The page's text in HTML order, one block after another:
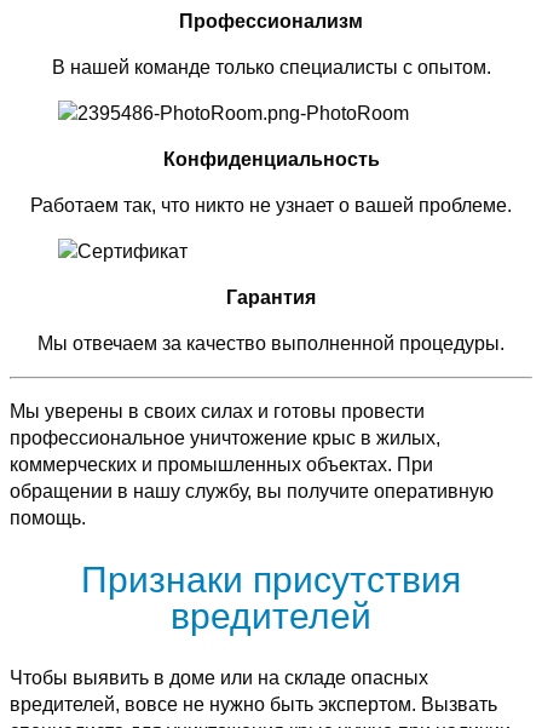
Профессионализм
В нашей команде только специалисты с опытом.
Конфиденциальность
Работаем так, что никто не узнает о вашей проблеме.
Гарантия
Мы отвечаем за качество выполненной процедуры.
Мы уверены в своих силах и готовы провести
профессиональное уничтожение крыс в жилых,
коммерческих и промышленных объектах. При
обращении в нашу службу, вы получите оперативную
помощь.
Признаки присутствия
вредителей
Чтобы выявить в доме или на складе опасных
вредителей, вовсе не нужно быть экспертом. Вызвать